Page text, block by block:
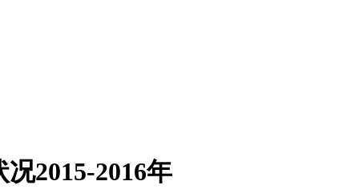
2015-2016年